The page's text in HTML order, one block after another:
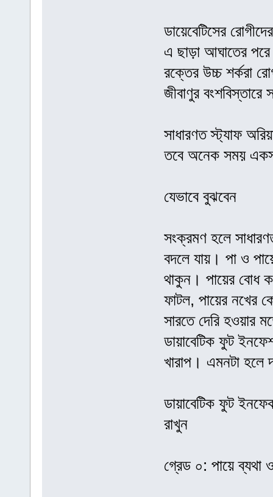
ডায়েবেটিসের
এ ছাড়া আঘাতের
রক্তের উচ্চ শর্করা
জীবাণুর বংশবিস্তারে
সাধারণত স্ট্যাফ
তবে অনেক সময়
যেভাবে বুঝবেন
সংক্রমণ হলে
বদলে যায়। পা ও
থাকুন। পায়ের বোধ
ফাটল, পায়ের নখের
সারতে দেরি হওয়ার
ডায়াবেটিক ফুট
খারাপ। এমনটা হলে
ডায়াবেটিক ফুট
রাখুন
গ্রেড ০: পায়ে ব্যথা